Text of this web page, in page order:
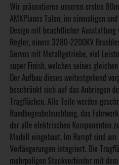
Wir präsentieren unseren ersten
AMXPlanes Talon, im einmaligen
Design mit beachtlicher Ausstattung
Regler, einem 3280-2200KV
Servos mit Metallgetriebe, viel
super Finish, welches seines
Der Aufbau dieses weitestgehend
beschränkt sich auf das Anbringen
Tragflächen. Alle Teile werden
Randbogenbeleuchtung, das
der alle elektrischen Komponenten
Modell eingebaut. Im Rumpf sind am
Verlängerungen integriert. Die
mehrpoligen Steckverbinder mit